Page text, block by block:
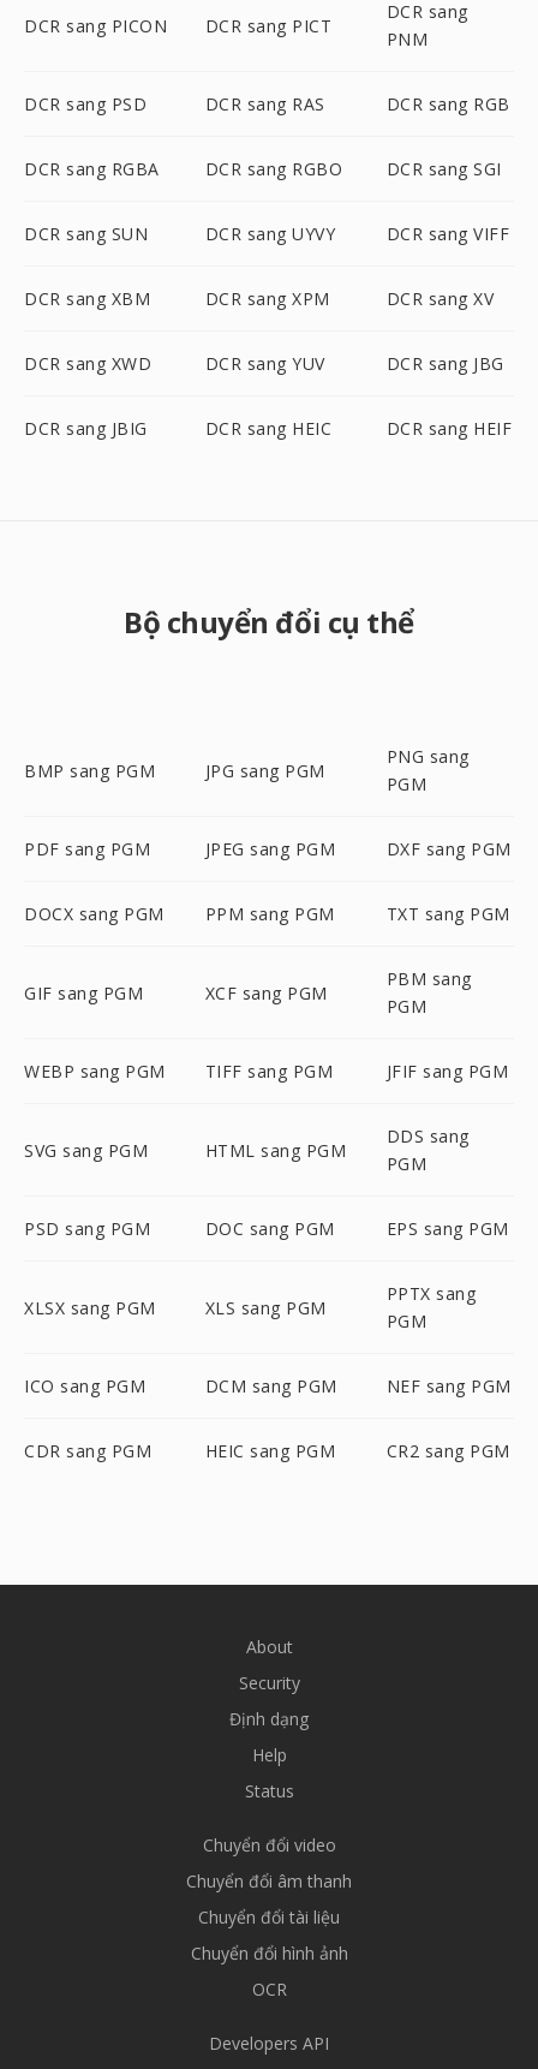
DCR sang PICON DCR sang PICT
DCR sang
PNM
DCR sang PSD DCR sang RAS DCR sang RGB
DCR sang RGBA DCR sang RGBO DCR sang SGI
DCR sang SUN DCR sang UYVY DCR sang VIFF
DCR sang XBM DCR sang XPM DCR sang XV
DCR sang XWD DCR sang YUV DCR sang JBG
DCR sang JBIG DCR sang HEIC DCR sang HEIF
Bộ chuyển đổi cụ thể
BMP sang PGM JPG sang PGM
PNG sang
PGM
PDF sang PGM JPEG sang PGM DXF sang PGM
DOCX sang PGM PPM sang PGM TXT sang PGM
GIF sang PGM XCF sang PGM
PBM sang
PGM
WEBP sang PGM TIFF sang PGM JFIF sang PGM
SVG sang PGM HTML sang PGM
DDS sang
PGM
PSD sang PGM DOC sang PGM EPS sang PGM
XLSX sang PGM XLS sang PGM
PPTX sang
PGM
ICO sang PGM DCM sang PGM NEF sang PGM
CDR sang PGM HEIC sang PGM CR2 sang PGM
About
Security
Định dạng
Help
Status
Chuyển đổi video
Chuyển đổi âm thanh
Chuyển đổi tài liệu
Chuyển đổi hình ảnh
OCR
Developers API